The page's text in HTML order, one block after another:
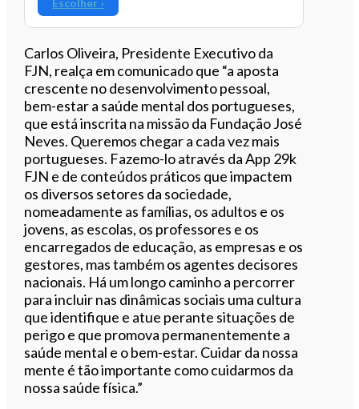
Carlos Oliveira, Presidente Executivo da
FJN, realça em comunicado que “a aposta
crescente no desenvolvimento pessoal,
bem-estar a saúde mental dos portugueses,
que está inscrita na missão da Fundação José
Neves. Queremos chegar a cada vez mais
portugueses. Fazemo-lo através da App 29k
FJN e de conteúdos práticos que impactem
os diversos setores da sociedade,
nomeadamente as famílias, os adultos e os
jovens, as escolas, os professores e os
encarregados de educação, as empresas e os
gestores, mas também os agentes decisores
nacionais. Há um longo caminho a percorrer
para incluir nas dinâmicas sociais uma cultura
que identifique e atue perante situações de
perigo e que promova permanentemente a
saúde mental e o bem-estar. Cuidar da nossa
mente é tão importante como cuidarmos da
nossa saúde física.”